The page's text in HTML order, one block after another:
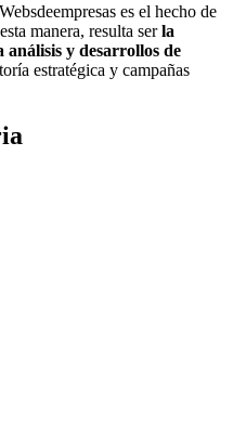
es el hecho de
manera, resulta serla
y desarrollos de
estratégica y campañas